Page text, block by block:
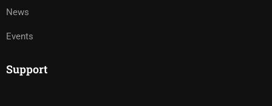
News
Events
Support